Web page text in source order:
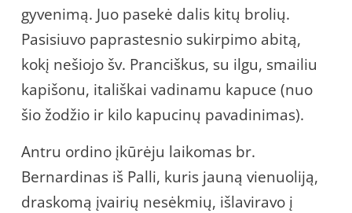
gyvenimą. Juo pasekė dalis kitų brolių.
Pasisiuvo paprastesnio sukirpimo abitą,
kokį nešiojo šv. Pranciškus, su ilgu, smailiu
kapišonu, itališkai vadinamu kapuce (nuo
šio žodžio ir kilo kapucinų pavadinimas).
Antru ordino įkūrėju laikomas br.
Bernardinas iš Palli, kuris jauną vienuoliją,
draskomą įvairių nesėkmių, išlaviravo į